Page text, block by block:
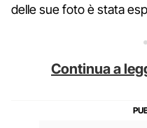
delle sue foto è stata
Continua a